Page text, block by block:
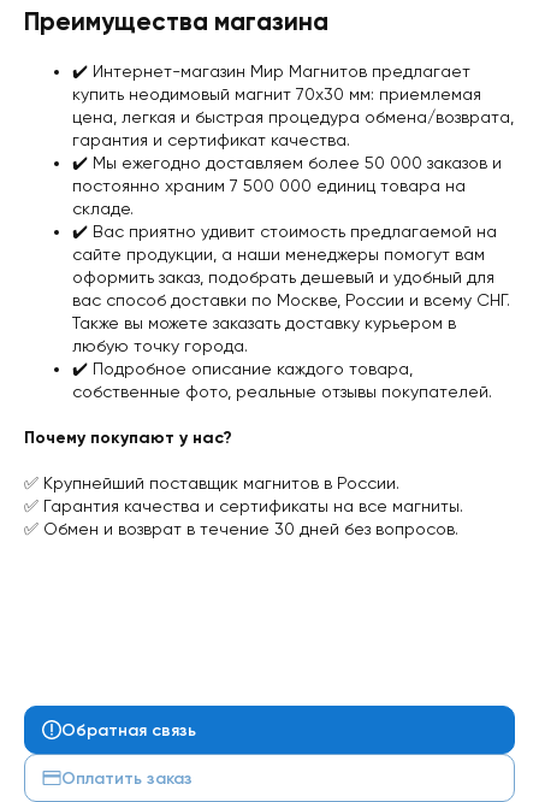
Преимущества магазина
✔️️ Интернет-магазин Мир Магнитов предлагает
купить неодимовый магнит 70х30 мм: приемлемая
цена, легкая и быстрая процедура обмена/возврата,
гарантия и сертификат качества.
✔️️ Мы ежегодно доставляем более 50 000 заказов и
постоянно храним 7 500 000 единиц товара на
складе.
✔️️ Вас приятно удивит стоимость предлагаемой на
сайте продукции, а наши менеджеры помогут вам
оформить заказ, подобрать дешевый и удобный для
вас способ доставки по Москве, России и всему СНГ.
Также вы можете заказать доставку курьером в
любую точку города.
✔️️ Подробное описание каждого товара,
собственные фото, реальные отзывы покупателей.
Почему покупают у нас?
✅ Крупнейший поставщик магнитов в России.
✅ Гарантия качества и сертификаты на все магниты.
✅ Обмен и возврат в течение 30 дней без вопросов.
Обратная связь
Оплатить заказ